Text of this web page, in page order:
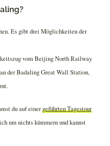
Es gibt drei Möglichkeiten der
vom Beijing North Railway
der Badaling Great Wall Station,
du auf einergeführten Tagestour
um nichts kümmern und kannst